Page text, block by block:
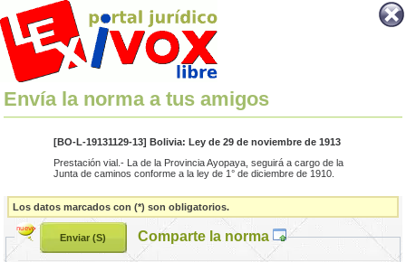
Envía la norma a tus amigos
[BO-L-19131129-13] Bolivia: Ley de 29 de noviembre de 1913
Prestación vial.- La de la Provincia Ayopaya, seguirá a cargo de la
Junta de caminos conforme a la ley de 1° de diciembre de 1910.
Los datos marcados con (*) son obligatorios.
Comparte la norma